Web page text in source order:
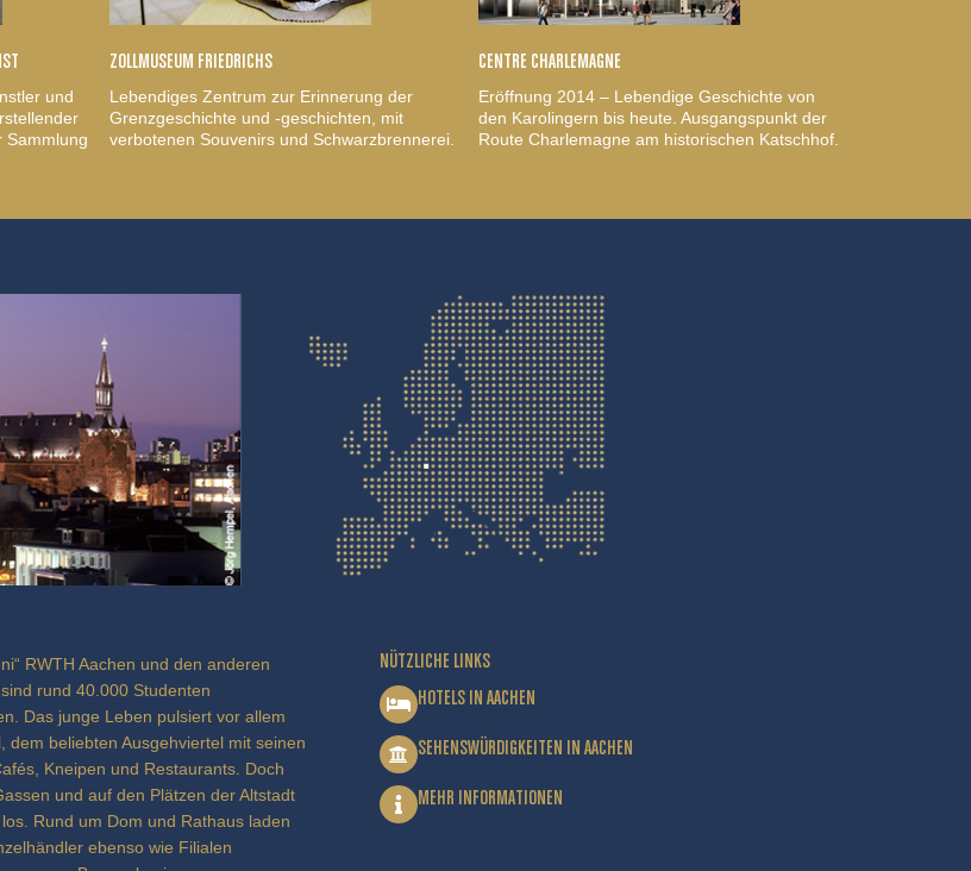
und
Sammlung
ZOLLMUSEUM FRIEDRICHS
Lebendiges Zentrum zur Erinnerung der
Grenzgeschichte und -geschichten, mit
verbotenen Souvenirs und Schwarzbrennerei.
CENTRE CHARLEMAGNE
Eröffnung 2014 – Lebendige Geschichte von
den Karolingern bis heute. Ausgangspunkt der
Route Charlemagne am historischen Katschhof.
RWTH Aachen und den anderen
rund 40.000 Studenten
Das junge Leben pulsiert vor allem
dem beliebten Ausgehviertel mit seinen
Kneipen und Restaurants. Doch
und auf den Plätzen der Altstadt
Rund um Dom und Rathaus laden
ebenso wie Filialen
NÜTZLICHE LINKS
HOTELS IN AACHEN
SEHENSWÜRDIGKEITEN IN AACHEN
MEHR INFORMATIONEN